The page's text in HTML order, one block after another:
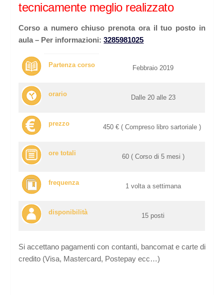
tecnicamente meglio realizzato
Corso a numero chiuso prenota ora il tuo posto in
aula – Per informazioni:3285981025
Partenza corso Febbraio 2019
orario Dalle 20 alle 23
prezzo 450 € ( Compreso libro sartoriale )
ore totali 60 ( Corso di 5 mesi )
frequenza 1 volta a settimana
disponibilità 15 posti
Si accettano pagamenti con contanti, bancomat e carte di
credito (Visa, Mastercard, Postepay ecc…)